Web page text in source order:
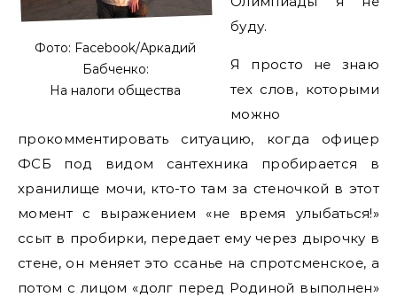
Фото: Facebook/Аркадий
Бабченко:
На налоги общества
буду.
Я просто не знаю
тех слов, которыми
можно
прокомментировать ситуацию, когда офицер
ФСБ под видом сантехника пробирается в
хранилище мочи, кто-то там за стеночкой в этот
момент с выражением «не время улыбаться!»
ссыт в пробирки, передает ему через дырочку в
стене, он меняет это ссанье на спротсменское, а
потом с лицом «долг перед Родиной выполнен»